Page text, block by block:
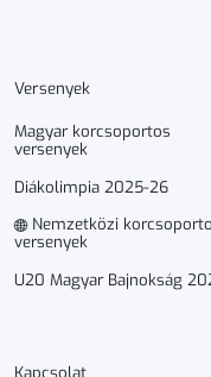
Versenyek
Magyar korcsoportos
versenyek
Diákolimpia 2025-26
Nemzetközi
versenyek
U20 Magyar Bajnokság
Kapcsolat